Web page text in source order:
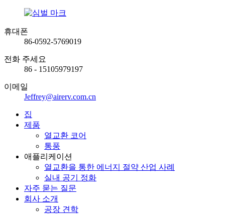
휴대폰
86-0592-5769019
전화 주세요
86 - 15105979197
이메일
Jeffrey@airerv.com.cn
집
제품
열교환 코어
통풍
애플리케이션
열교환을 통한 에너지 절약 산업 사례
실내 공기 정화
자주 묻는 질문
회사 소개
공장 견학